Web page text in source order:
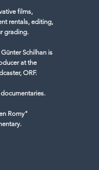
films,
rentals, editing,
grading.
Schilhan is
at the
ORF.
Romy"